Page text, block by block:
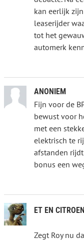
kan eerlijk
leaserijder
tot het
automerk
ANONIEM
Fijn voor de
bewust voor
met een
elektrisch te
afstanden
bonus een
ET EN
Zegt Roy nu